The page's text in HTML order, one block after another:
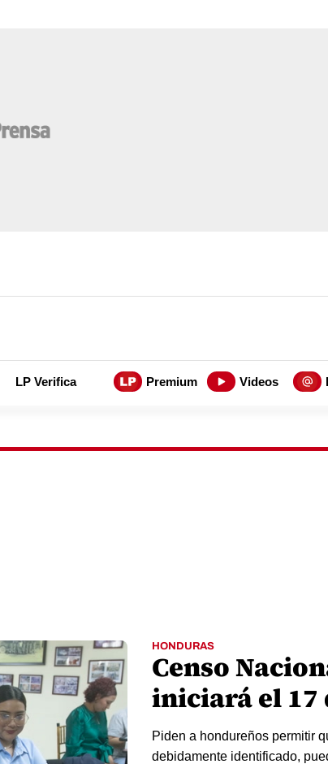
LP Verifica Premium Videos
HONDURAS
Censo
iniciará el 17
Piden a hondureños permitir
debidamente identificado,